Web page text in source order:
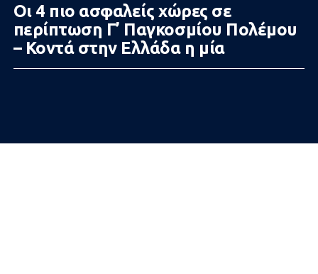
Οι 4 πιο ασφαλείς χώρες σε
περίπτωση Γ’ Παγκοσμίου Πολέμου
– Κοντά στην Ελλάδα η μία